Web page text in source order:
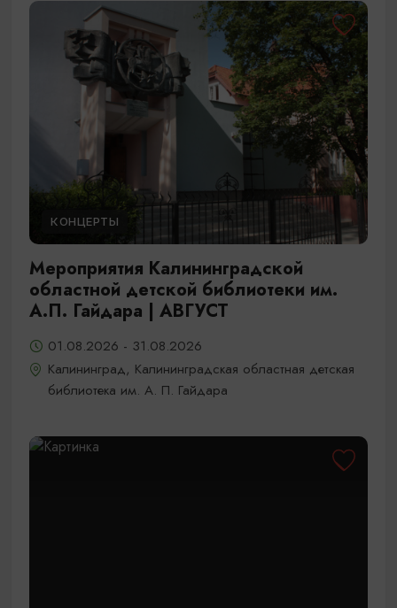
КОНЦЕРТЫ
Мероприятия Калининградской
областной детской библиотеки им.
А.П. Гайдара | АВГУСТ
01.08.2026 - 31.08.2026
Калининград, Калининградская областная детская
библиотека им. А. П. Гайдара